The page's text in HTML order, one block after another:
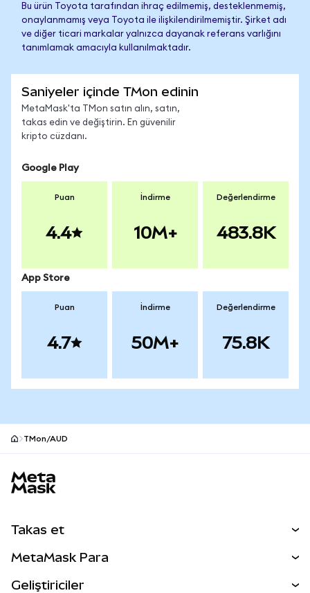
Bu ürün Toyota tarafından ihraç edilmemiş, desteklenmemiş,
onaylanmamış veya Toyota ile ilişkilendirilmemiştir. Şirket adı
ve diğer ticari markalar yalnızca dayanak referans varlığını
tanımlamak amacıyla kullanılmaktadır.
Saniyeler içinde TMon edinin
MetaMask'ta TMon satın alın, satın,
takas edin ve değiştirin. En güvenilir
kripto cüzdanı.
Google Play
Puan
4.4
İndirme
10M+
Değerlendirme
483.8K
App Store
Puan
4.7
İndirme
50M+
Değerlendirme
75.8K
TMon/AUD
Takas et
MetaMask Para
Geliştiriciler